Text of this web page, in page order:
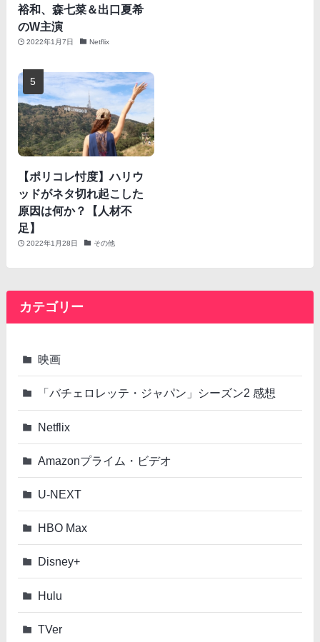
裕和、森七菜＆出口夏希
のW主演
2022年1月7日 Netflix
【ポリコレ忖度】ハリウ
ッドがネタ切れ起こした
原因は何か？【人材不
足】
2022年1月28日 その他
カテゴリー
映画
「バチェロレッテ・ジャパン」シーズン2 感想
Netflix
Amazonプライム・ビデオ
U-NEXT
HBO Max
Disney+
Hulu
TVer